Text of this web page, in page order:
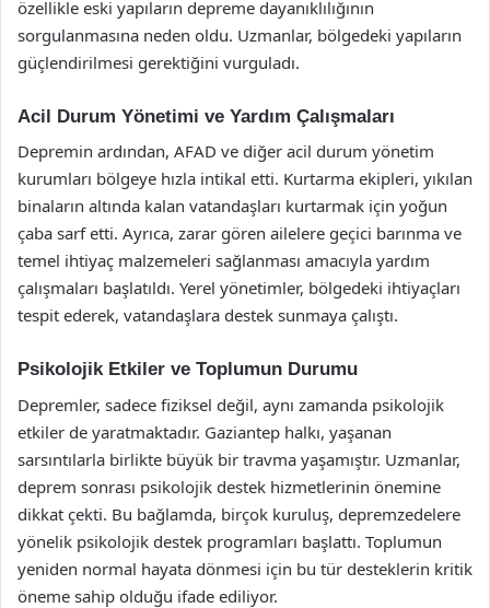
özellikle eski yapıların depreme dayanıklılığının
sorgulanmasına neden oldu. Uzmanlar, bölgedeki yapıların
güçlendirilmesi gerektiğini vurguladı.
Acil Durum Yönetimi ve Yardım Çalışmaları
Depremin ardından, AFAD ve diğer acil durum yönetim
kurumları bölgeye hızla intikal etti. Kurtarma ekipleri, yıkılan
binaların altında kalan vatandaşları kurtarmak için yoğun
çaba sarf etti. Ayrıca, zarar gören ailelere geçici barınma ve
temel ihtiyaç malzemeleri sağlanması amacıyla yardım
çalışmaları başlatıldı. Yerel yönetimler, bölgedeki ihtiyaçları
tespit ederek, vatandaşlara destek sunmaya çalıştı.
Psikolojik Etkiler ve Toplumun Durumu
Depremler, sadece fiziksel değil, aynı zamanda psikolojik
etkiler de yaratmaktadır. Gaziantep halkı, yaşanan
sarsıntılarla birlikte büyük bir travma yaşamıştır. Uzmanlar,
deprem sonrası psikolojik destek hizmetlerinin önemine
dikkat çekti. Bu bağlamda, birçok kuruluş, depremzedelere
yönelik psikolojik destek programları başlattı. Toplumun
yeniden normal hayata dönmesi için bu tür desteklerin kritik
öneme sahip olduğu ifade ediliyor.